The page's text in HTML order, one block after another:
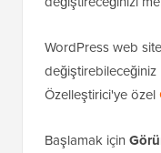
WordPress web
Özelleştirici'ye özel
Başlamak için